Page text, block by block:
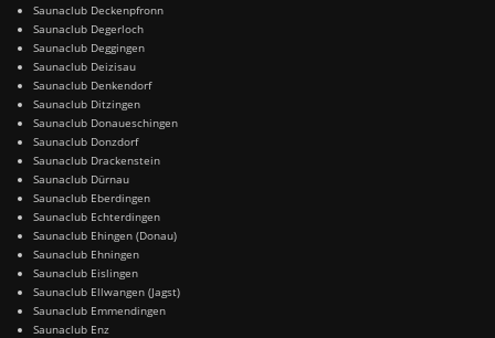
Saunaclub Deckenpfronn
Saunaclub Degerloch
Saunaclub Deggingen
Saunaclub Deizisau
Saunaclub Denkendorf
Saunaclub Ditzingen
Saunaclub Donaueschingen
Saunaclub Donzdorf
Saunaclub Drackenstein
Saunaclub Dürnau
Saunaclub Eberdingen
Saunaclub Echterdingen
Saunaclub Ehingen (Donau)
Saunaclub Ehningen
Saunaclub Eislingen
Saunaclub Ellwangen (Jagst)
Saunaclub Emmendingen
Saunaclub Enz